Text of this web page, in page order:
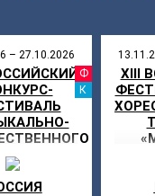
– 27.10.2026
«МОЯ
XIII